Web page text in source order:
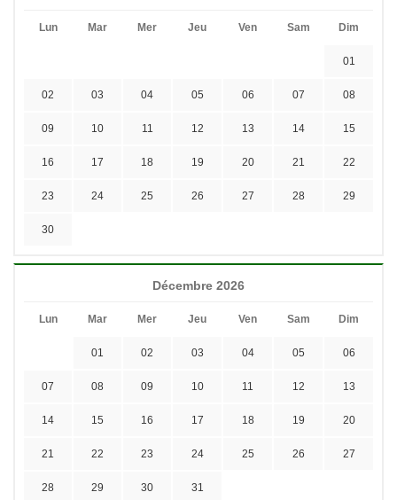
Lun Mar Mer Jeu Ven Sam Dim
01
02 03 04 05 06 07 08
09 10 11 12 13 14 15
16 17 18 19 20 21 22
23 24 25 26 27 28 29
30
Décembre 2026
Lun Mar Mer Jeu Ven Sam Dim
01 02 03 04 05 06
07 08 09 10 11 12 13
14 15 16 17 18 19 20
21 22 23 24 25 26 27
28 29 30 31